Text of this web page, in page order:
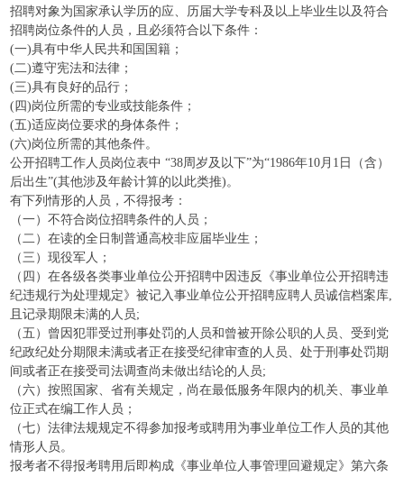
招聘对象为国家承认学历的应、历届大学专科及以上毕业生以及符合
招聘岗位条件的人员，且必须符合以下条件：
(一)具有中华人民共和国国籍；
(二)遵守宪法和法律；
(三)具有良好的品行；
(四)岗位所需的专业或技能条件；
(五)适应岗位要求的身体条件；
(六)岗位所需的其他条件。
公开招聘工作人员岗位表中 “38周岁及以下”为“1986年10月1日（含）
后出生”(其他涉及年龄计算的以此类推)。
有下列情形的人员，不得报考：
（一）不符合岗位招聘条件的人员；
（二）在读的全日制普通高校非应届毕业生；
（三）现役军人；
（四）在各级各类事业单位公开招聘中因违反《事业单位公开招聘违
纪违规行为处理规定》被记入事业单位公开招聘应聘人员诚信档案库,
且记录期限未满的人员;
（五）曾因犯罪受过刑事处罚的人员和曾被开除公职的人员、受到党
纪政纪处分期限未满或者正在接受纪律审查的人员、处于刑事处罚期
间或者正在接受司法调查尚未做出结论的人员;
（六）按照国家、省有关规定，尚在最低服务年限内的机关、事业单
位正式在编工作人员；
（七）法律法规规定不得参加报考或聘用为事业单位工作人员的其他
情形人员。
报考者不得报考聘用后即构成《事业单位人事管理回避规定》第六条